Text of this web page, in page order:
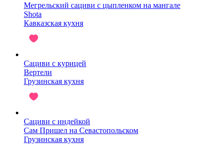
Мегрельский сациви с цыпленком на мангале
Shota
Кавказская кухня
Сациви с курицей
Вертели
Грузинская кухня
Сациви с индейкой
Сам Пришел на Севастопольском
Грузинская кухня